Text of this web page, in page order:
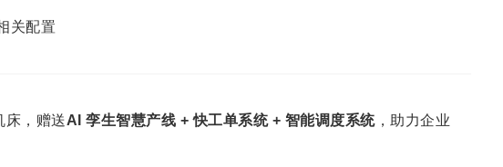
关配置
床，赠送AI 孪生智慧产线 + 快工单系统 + 智能调度系统，助力企业